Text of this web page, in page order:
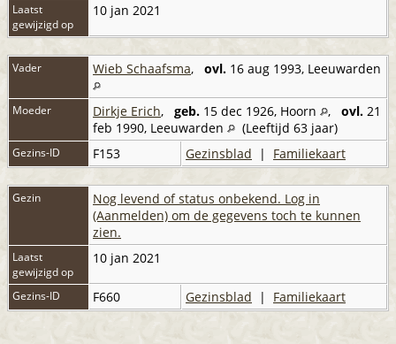
Laatst
gewijzigd op
10 jan 2021
Vader Wieb Schaafsma, ovl. 16 aug 1993, Leeuwarden
Moeder Dirkje Erich, geb. 15 dec 1926, Hoorn , ovl. 21
feb 1990, Leeuwarden
(Leeftijd 63 jaar)
Gezins-ID F153 Gezinsblad | Familiekaart
Gezin
Nog levend of status onbekend. Log in
(Aanmelden) om de gegevens toch te kunnen
zien.
Laatst
gewijzigd op
10 jan 2021
Gezins-ID F660 Gezinsblad | Familiekaart